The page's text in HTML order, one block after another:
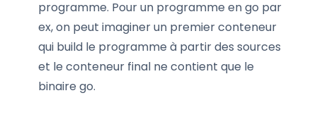
programme. Pour un programme en go par
ex, on peut imaginer un premier conteneur
qui build le programme à partir des sources
et le conteneur final ne contient que le
binaire go.